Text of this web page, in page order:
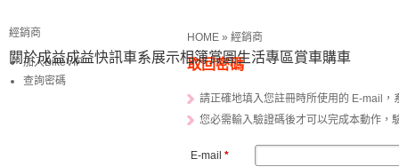
關於成益成益快訊車系展示相簿賞圖生活專區賞車購車
HOME » 經銷商
取回密碼
請正確地填入您註冊時所使用的 E-mail
您必需輸入驗證碼後才可以完成本動作，
E-mail *
經銷商
加入BikeVIP
查詢密碼